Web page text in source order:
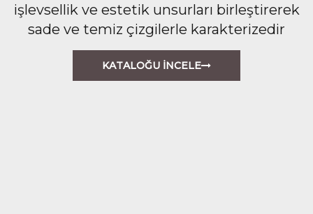
işlevsellik ve estetik unsurları birleştirerek
sade ve temiz çizgilerle karakterizedir
KATALOĞU İNCELE